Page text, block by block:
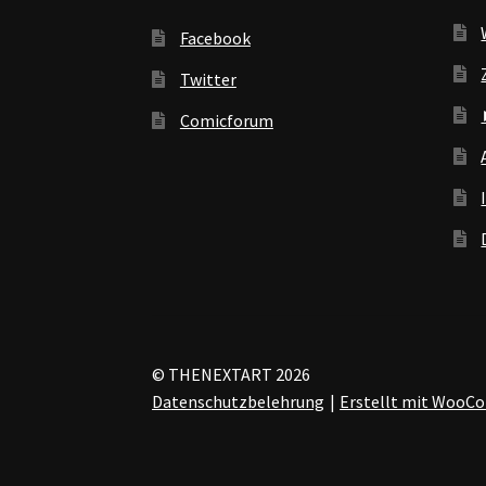
Facebook
Twitter
Comicforum
© THENEXTART 2026
Datenschutzbelehrung
Erstellt mit